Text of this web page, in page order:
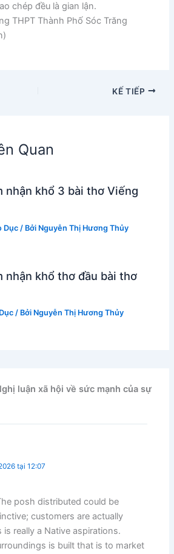
chép đều là gian lận.
THPT Thành Phố Sóc Trăng
KẾ TIẾP
Quan
nhận khổ 3 bài thơ Viếng
Dục/ Bởi Nguyễn Thị Hương Thủy
nhận khổ thơ đầu bài thơ
/ Bởi Nguyễn Thị Hương Thủy
luận xã hội về sức mạnh của sự
tại 12:07
posh distributed could be
customers are actually
really a Native aspirations.
is built that is to market